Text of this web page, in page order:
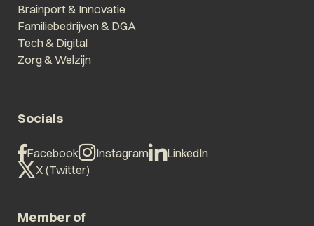
Brainport & Innovatie
Familiebedrijven & DGA
Tech & Digital
Zorg & Welzijn
Socials
Facebook Instagram
LinkedIn
X (Twitter)
Member of